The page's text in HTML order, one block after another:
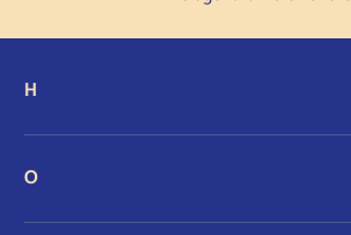
H
O